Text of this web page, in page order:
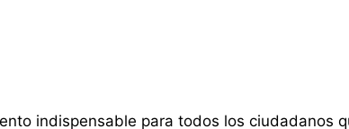
indispensable para todos los ciudadanos